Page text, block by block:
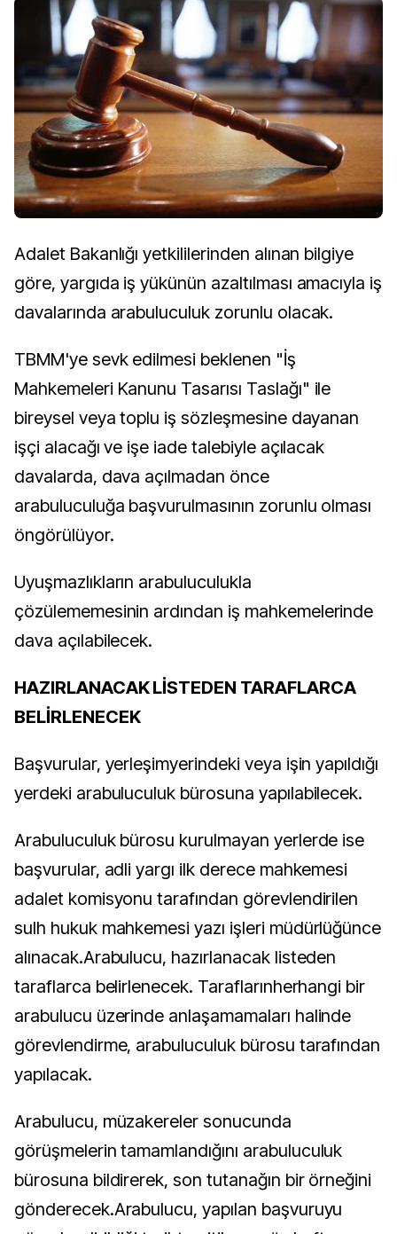
Adalet Bakanlığı yetkililerinden alınan bilgiye
göre, yargıda iş yükünün azaltılması amacıyla iş
davalarında arabuluculuk zorunlu olacak.
TBMM'ye sevk edilmesi beklenen "İş
Mahkemeleri Kanunu Tasarısı Taslağı" ile
bireysel veya toplu iş sözleşmesine dayanan
işçi alacağı ve işe iade talebiyle açılacak
davalarda, dava açılmadan önce
arabuluculuğa başvurulmasının zorunlu olması
öngörülüyor.
Uyuşmazlıkların arabuluculukla
çözülememesinin ardından iş mahkemelerinde
dava açılabilecek.
HAZIRLANACAK LİSTEDEN TARAFLARCA
BELİRLENECEK
Başvurular, yerleşimyerindeki veya işin yapıldığı
yerdeki arabuluculuk bürosuna yapılabilecek.
Arabuluculuk bürosu kurulmayan yerlerde ise
başvurular, adli yargı ilk derece mahkemesi
adalet komisyonu tarafından görevlendirilen
sulh hukuk mahkemesi yazı işleri müdürlüğünce
alınacak.Arabulucu, hazırlanacak listeden
taraflarca belirlenecek. Taraflarınherhangi bir
arabulucu üzerinde anlaşamamaları halinde
görevlendirme, arabuluculuk bürosu tarafından
yapılacak.
Arabulucu, müzakereler sonucunda
görüşmelerin tamamlandığını arabuluculuk
bürosuna bildirerek, son tutanağın bir örneğini
gönderecek.Arabulucu, yapılan başvuruyu